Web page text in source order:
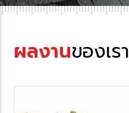
ผลงานของเรา